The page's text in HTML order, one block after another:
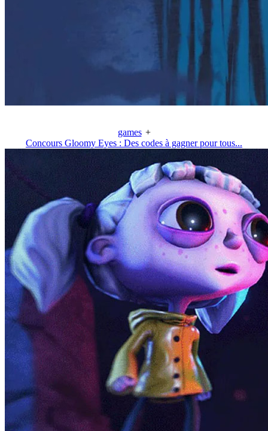
games +
Concours Gloomy Eyes : Des codes à gagner pour tous...